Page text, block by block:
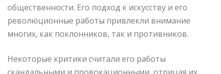
общественности. Его подход к искусству и его
революционные работы привлекли внимание
многих, как поклонников, так и противников.
Некоторые критики считали его работы